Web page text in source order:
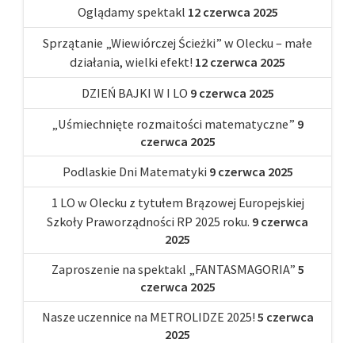
Oglądamy spektakl 12 czerwca 2025
Sprzątanie „Wiewiórczej Ścieżki” w Olecku – małe
działania, wielki efekt! 12 czerwca 2025
DZIEŃ BAJKI W I LO 9 czerwca 2025
„Uśmiechnięte rozmaitości matematyczne” 9
czerwca 2025
Podlaskie Dni Matematyki 9 czerwca 2025
1 LO w Olecku z tytułem Brązowej Europejskiej
Szkoły Praworządności RP 2025 roku. 9 czerwca
2025
Zaproszenie na spektakl „FANTASMAGORIA” 5
czerwca 2025
Nasze uczennice na METROLIDZE 2025! 5 czerwca
2025